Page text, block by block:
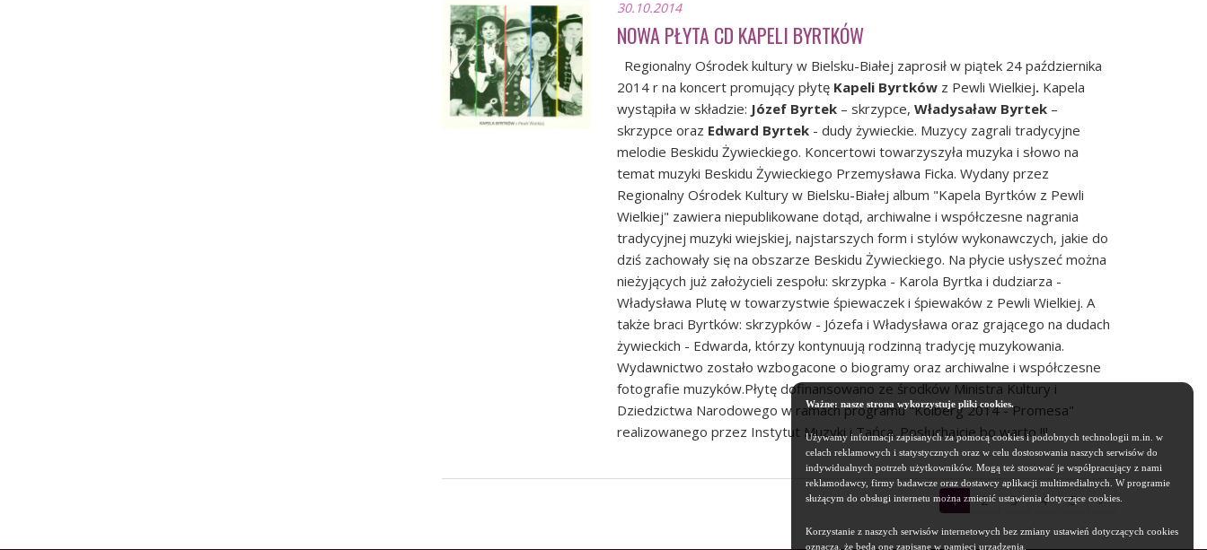
30.10.2014
NOWA PŁYTA CD KAPELI BYRTKÓW
Regionalny Ośrodek kultury w Bielsku-Białej zaprosił w piątek 24 października
2014 r na koncert promujący płytę Kapeli Byrtków z Pewli Wielkiej. Kapela
wystąpiła w składzie: Józef Byrtek – skrzypce, Władysaław Byrtek –
skrzypce oraz Edward Byrtek - dudy żywieckie. Muzycy zagrali tradycyjne
melodie Beskidu Żywieckiego. Koncertowi towarzyszyła muzyka i słowo na
temat muzyki Beskidu Żywieckiego Przemysława Ficka. Wydany przez
Regionalny Ośrodek Kultury w Bielsku-Białej album "Kapela Byrtków z Pewli
Wielkiej" zawiera niepublikowane dotąd, archiwalne i współczesne nagrania
tradycyjnej muzyki wiejskiej, najstarszych form i stylów wykonawczych, jakie do
dziś zachowały się na obszarze Beskidu Żywieckiego. Na płycie usłyszeć można
nieżyjących już założycieli zespołu: skrzypka - Karola Byrtka i dudziarza -
Władysława Plutę w towarzystwie śpiewaczek i śpiewaków z Pewli Wielkiej. A
także braci Byrtków: skrzypków - Józefa i Władysława oraz grającego na dudach
żywieckich - Edwarda, którzy kontynuują rodzinną tradycję muzykowania.
Wydawnictwo zostało wzbogacone o biogramy oraz archiwalne i współczesne
fotografie muzyków.Płytę dofinansowano ze środków Ministra Kultury i
Dziedzictwa Narodowego w ramach programu "Kolberg 2014 - Promesa"
realizowanego przez Instytut Muzyki i Tańca. Posłuchajcie bo warto !!!
1 2 3 4 5
Ważne: nasze strona wykorzystuje pliki cookies.
Używamy informacji zapisanych za pomocą cookies i podobnych technologii m.in. w
celach reklamowych i statystycznych oraz w celu dostosowania naszych serwisów do
indywidualnych potrzeb użytkowników. Mogą też stosować je współpracujący z nami
reklamodawcy, firmy badawcze oraz dostawcy aplikacji multimedialnych. W programie
służącym do obsługi internetu można zmienić ustawienia dotyczące cookies.
Korzystanie z naszych serwisów internetowych bez zmiany ustawień dotyczących cookies
oznacza, że będą one zapisane w pamięci urządzenia.